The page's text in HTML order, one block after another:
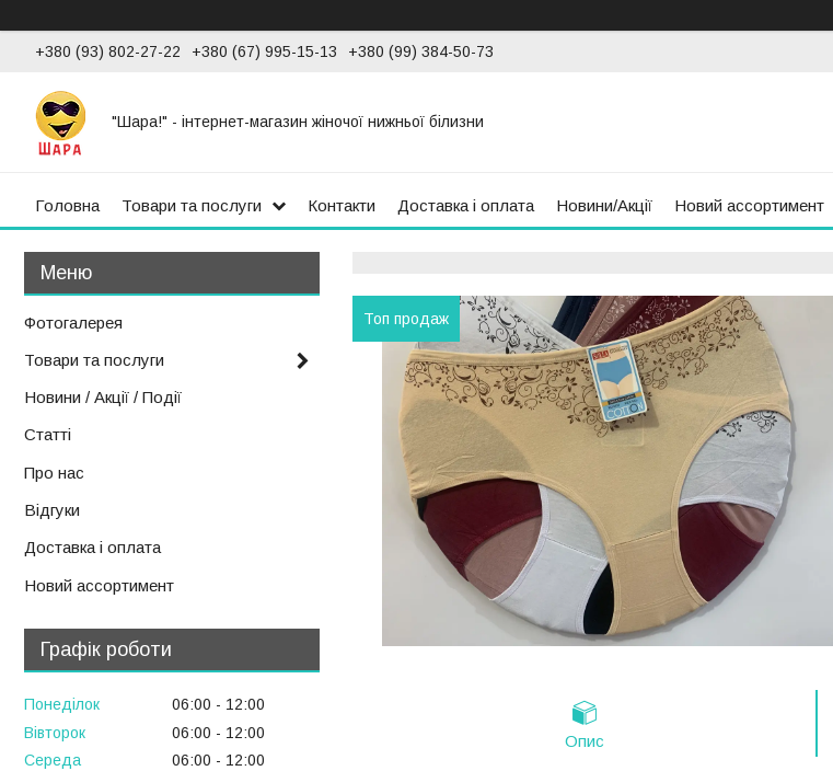
+380 (93) 802-27-22 +380 (67) 995-15-13 +380 (99) 384-50-73
"Шара!" - інтернет-магазин жіночої нижньої білизни
Головна Товари та послуги Контакти Доставка і оплата Новини/Акції Новий ассортимент
Топ продаж
Опис
Фотогалерея
Товари та послуги
Новини / Акції / Події
Статті
Про нас
Відгуки
Доставка і оплата
Новий ассортимент
Графік роботи
Понеділок 06:00
12:00
Вівторок
06:00
12:00
Середа
06:00
12:00